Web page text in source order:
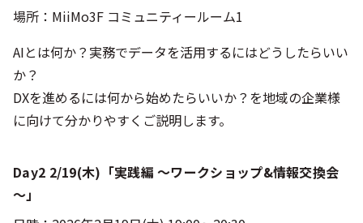
場所：MiiMo3F コミュニティールーム1
AIとは何か？実務でデータを活用するにはどうしたらいい
か？
DXを進めるには何から始めたらいいか？を地域の企業様
に向けて分かりやすくご説明します。
Day2 2/19(木)「実践編 ～ワークショップ&情報交換会
～」